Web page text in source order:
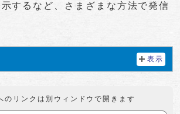
するなど、さまざまな方法で発信
表示
のリンクは別ウィンドウで開きます